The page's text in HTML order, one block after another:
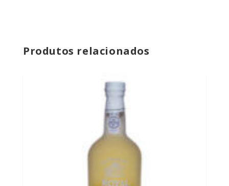
Produtos relacionados